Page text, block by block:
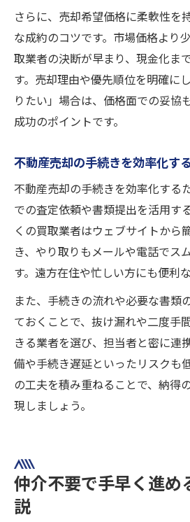
さらに、売却希望価格に柔軟性を
な成約のコツです。市場価格より
取業者の決断が早まり、現金化ま
す。売却理由や優先順位を明確に
りたい」場合は、価格面での妥協
成功のポイントです。
不動産売却の手続きを効率化す
不動産売却の手続きを効率化する
での査定依頼や書類提出を活用す
くの買取業者はウェブサイトから
き、やり取りもメールや電話でス
す。遠方在住や忙しい方にも便利な
また、手続きの流れや必要な書類
ておくことで、抜け漏れや二度手
きる業者を選び、担当者と密に連
備や手続き遅延といったリスクも
の工夫を積み重ねることで、納得
現しましょう。
仲介不要で手早く進め
説